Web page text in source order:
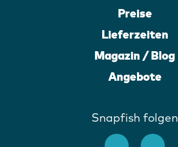
Preise
Lieferzeiten
Magazin / Blog
Angebote
Snapfish folgen